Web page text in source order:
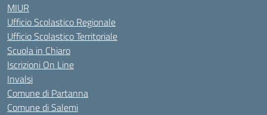
MIUR
Ufficio Scolastico Regionale
Ufficio Scolastico Territoriale
Scuola in Chiaro
Iscrizioni On Line
Invalsi
Comune di Partanna
Comune di Salemi